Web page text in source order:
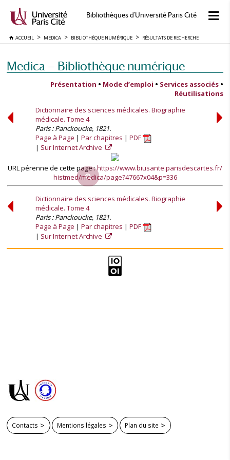
Bibliothèques d'Université Paris Cité
ACCUEIL MEDICA BIBLIOTHÈQUE NUMÉRIQUE RÉSULTATS DE RECHERCHE
Medica — Bibliothèque numérique
Présentation • Mode d’emploi • Services associés •
Réutilisations
Dictionnaire des sciences médicales. Biographie
médicale. Tome 4
Paris : Panckoucke, 1821.
Page à Page
Par chapitres
PDF
Sur Internet Archive
URL pérenne de cette page :https://www.biusante.parisdescartes.fr/
histmed/medica/page?47667x04&p=336
Dictionnaire des sciences médicales. Biographie
médicale. Tome 4
Paris : Panckoucke, 1821.
Page à Page
Par chapitres
PDF
Sur Internet Archive
Contacts Mentions légales Plan du site